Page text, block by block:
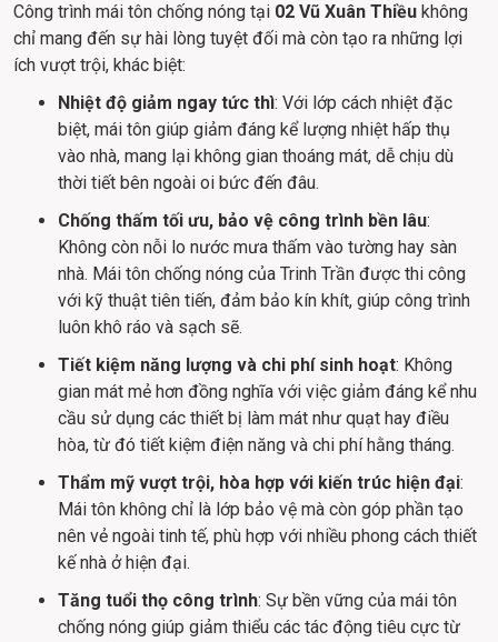
Công trình mái tôn chống nóng tại 02 Vũ Xuân Thiều không
chỉ mang đến sự hài lòng tuyệt đối mà còn tạo ra những lợi
ích vượt trội, khác biệt:
Nhiệt độ giảm ngay tức thì: Với lớp cách nhiệt đặc
biệt, mái tôn giúp giảm đáng kể lượng nhiệt hấp thụ
vào nhà, mang lại không gian thoáng mát, dễ chịu dù
thời tiết bên ngoài oi bức đến đâu.
Chống thấm tối ưu, bảo vệ công trình bền lâu:
Không còn nỗi lo nước mưa thấm vào tường hay sàn
nhà. Mái tôn chống nóng của Trinh Trần được thi công
với kỹ thuật tiên tiến, đảm bảo kín khít, giúp công trình
luôn khô ráo và sạch sẽ.
Tiết kiệm năng lượng và chi phí sinh hoạt: Không
gian mát mẻ hơn đồng nghĩa với việc giảm đáng kể nhu
cầu sử dụng các thiết bị làm mát như quạt hay điều
hòa, từ đó tiết kiệm điện năng và chi phí hằng tháng.
Thẩm mỹ vượt trội, hòa hợp với kiến trúc hiện đại:
Mái tôn không chỉ là lớp bảo vệ mà còn góp phần tạo
nên vẻ ngoài tinh tế, phù hợp với nhiều phong cách thiết
kế nhà ở hiện đại.
Tăng tuổi thọ công trình: Sự bền vững của mái tôn
chống nóng giúp giảm thiểu các tác động tiêu cực từ